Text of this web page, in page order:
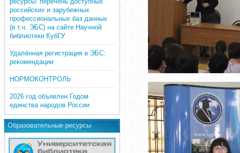
российских и зарубежных
профессиональных баз данных
(в т.ч. ЭБС) на сайте Научной
библиотеки КубГУ
Удалённая регистрация в ЭБС:
рекомендации
НОРМОКОНТРОЛЬ
2026 год объявлен Годом
единства народов России
Образовательные ресурсы